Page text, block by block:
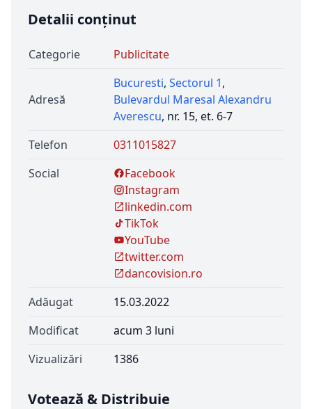
Detalii conținut
Categorie Publicitate
Adresă
Bucuresti, Sectorul 1,
Bulevardul Maresal Alexandru
Averescu, nr. 15, et. 6-7
Telefon
0311015827
Social
Facebook
Instagram
linkedin.com
TikTok
YouTube
twitter.com
dancovision.ro
Adăugat
15.03.2022
Modificat
acum 3 luni
Vizualizări
1386
Votează & Distribuie